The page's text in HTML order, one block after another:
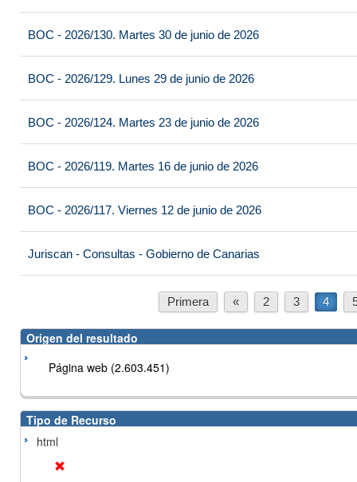
BOC - 2026/130. Martes 30 de junio de 2026
BOC - 2026/129. Lunes 29 de junio de 2026
BOC - 2026/124. Martes 23 de junio de 2026
BOC - 2026/119. Martes 16 de junio de 2026
BOC - 2026/117. Viernes 12 de junio de 2026
Juriscan - Consultas - Gobierno de Canarias
Primera « 2 3 4
Origen del resultado
Página web (2.603.451)
Tipo de Recurso
html